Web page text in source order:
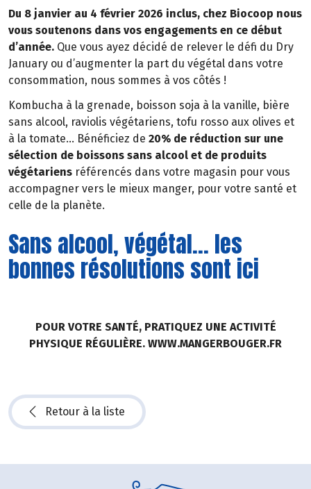
Du 8 janvier au 4 février 2026 inclus, chez Biocoop nous
vous soutenons dans vos engagements en ce début
d’année. Que vous ayez décidé de relever le défi du Dry
January ou d’augmenter la part du végétal dans votre
consommation, nous sommes à vos côtés !
Kombucha à la grenade, boisson soja à la vanille, bière
sans alcool, raviolis végétariens, tofu rosso aux olives et
à la tomate… Bénéficiez de 20% de réduction sur une
sélection de boissons sans alcool et de produits
végétariens référencés dans votre magasin pour vous
accompagner vers le mieux manger, pour votre santé et
celle de la planète.
Sans alcool, végétal... les
bonnes résolutions sont ici
POUR VOTRE SANTÉ, PRATIQUEZ UNE ACTIVITÉ
PHYSIQUE RÉGULIÈRE. WWW.MANGERBOUGER.FR
Retour à la liste